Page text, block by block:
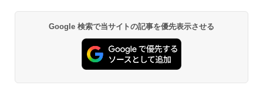
劇場版「鬼滅の刃」無限城編 第一章 猗
窩座再来 通常版 [DVD]
￥3,523
Google 検索で当サイトの記事を優先表示させる